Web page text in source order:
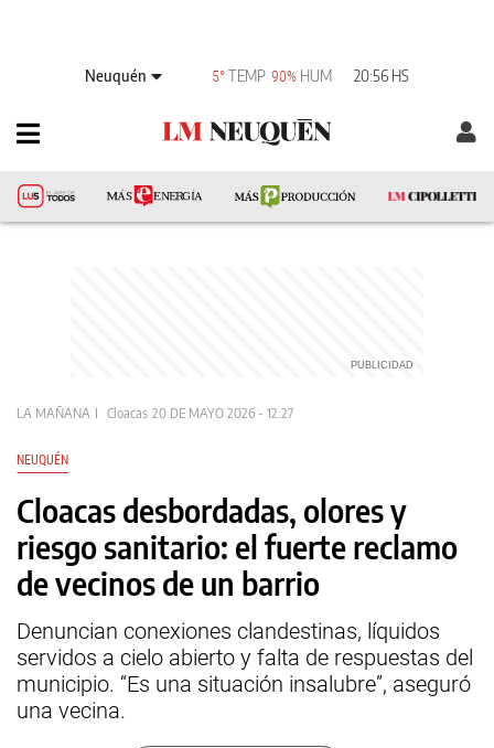
Neuquén 5°TEMP 90% HUM 20:56 HS
LA MAÑANA Cloacas 20 DE MAYO 2026 - 12:27
NEUQUÉN
Cloacas desbordadas, olores y
riesgo sanitario: el fuerte reclamo
de vecinos de un barrio
Denuncian conexiones clandestinas, líquidos
servidos a cielo abierto y falta de respuestas del
municipio. “Es una situación insalubre”, aseguró
una vecina.